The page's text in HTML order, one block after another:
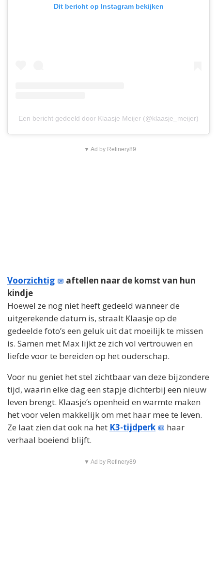
Dit bericht op Instagram bekijken
Een bericht gedeeld door Klaasje Meijer (@klaasje_meijer)
▼ Ad by Refinery89
Voorzichtig
aftellen naar de komst van hun
kindje
Hoewel ze nog niet heeft gedeeld wanneer de
uitgerekende datum is, straalt Klaasje op de
gedeelde foto’s een geluk uit dat moeilijk te missen
is. Samen met Max lijkt ze zich vol vertrouwen en
liefde voor te bereiden op het ouderschap.
Voor nu geniet het stel zichtbaar van deze bijzondere
tijd, waarin elke dag een stapje dichterbij een nieuw
leven brengt. Klaasje’s openheid en warmte maken
het voor velen makkelijk om met haar mee te leven.
Ze laat zien dat ook na het K3-tijdperk
haar
verhaal boeiend blijft.
▼ Ad by Refinery89